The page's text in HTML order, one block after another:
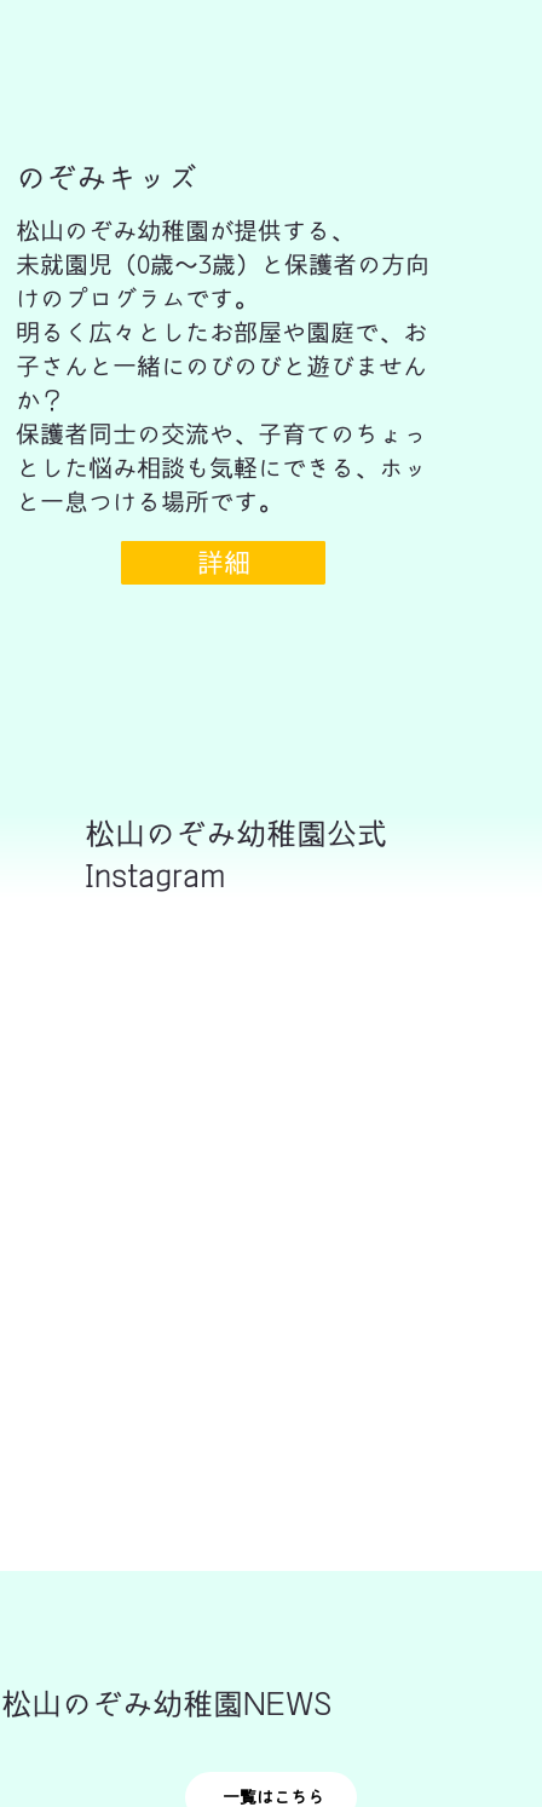
のぞみキッズ
松山のぞみ幼稚園が提供する、
未就園児（0歳～3歳）と保護者の方向
けのプログラムです。
明るく広々としたお部屋や園庭で、お
子さんと一緒にのびのびと遊びません
か？
保護者同士の交流や、子育てのちょっ
とした悩み相談も気軽にできる、ホッ
と一息つける場所です。
詳細
松山のぞみ幼稚園公式
Instagram
松山のぞみ幼稚園NEWS
一覧はこちら